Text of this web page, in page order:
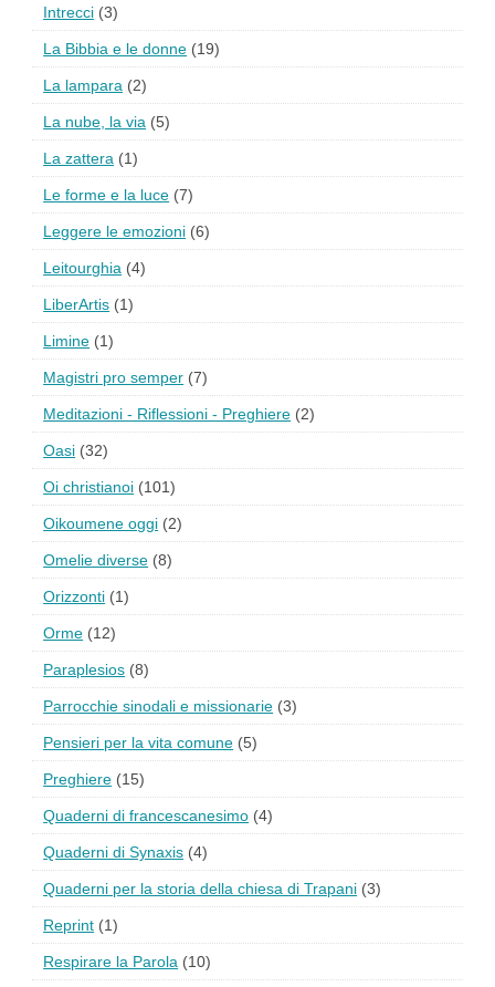
Intrecci (3)
La Bibbia e le donne (19)
La lampara (2)
La nube, la via (5)
La zattera (1)
Le forme e la luce (7)
Leggere le emozioni (6)
Leitourghia (4)
LiberArtis (1)
Limine (1)
Magistri pro semper (7)
Meditazioni - Riflessioni - Preghiere (2)
Oasi (32)
Oi christianoi (101)
Oikoumene oggi (2)
Omelie diverse (8)
Orizzonti (1)
Orme (12)
Paraplesios (8)
Parrocchie sinodali e missionarie (3)
Pensieri per la vita comune (5)
Preghiere (15)
Quaderni di francescanesimo (4)
Quaderni di Synaxis (4)
Quaderni per la storia della chiesa di Trapani (3)
Reprint (1)
Respirare la Parola (10)